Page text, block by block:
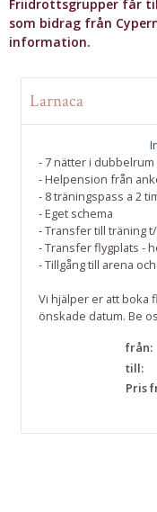
Friidrottsgrupper får
som bidrag från
information.
Larnaca
- 7 nätter i
- Helpension från
- 8 träningspass a 2
- Eget schema
- Transfer till träning
- Transfer flygplats -
- Tillgång till arena
Vi hjälper er att boka
önskade datum. Be
från:
till:
Pris